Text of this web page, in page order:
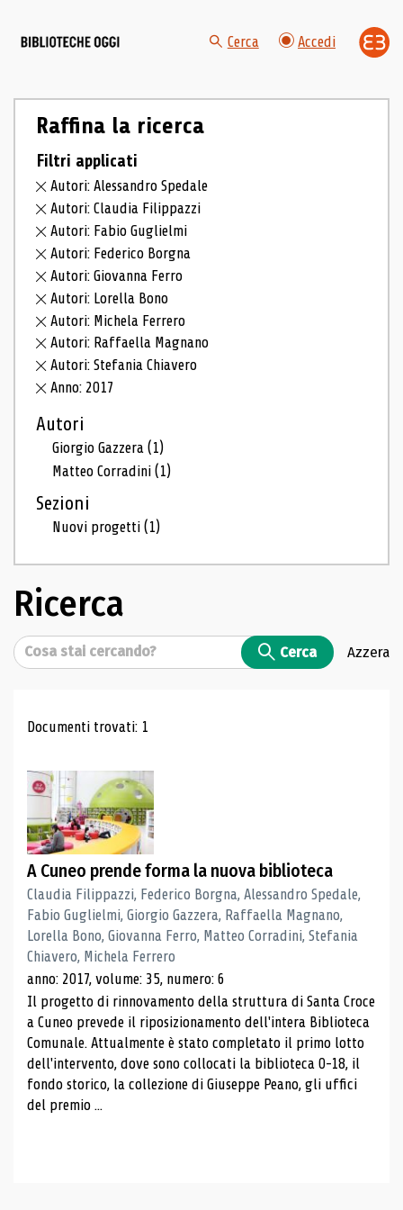
Cerca Accedi
Raffina la ricerca
Filtri applicati
Autori: Alessandro Spedale
Autori: Claudia Filippazzi
Autori: Fabio Guglielmi
Autori: Federico Borgna
Autori: Giovanna Ferro
Autori: Lorella Bono
Autori: Michela Ferrero
Autori: Raffaella Magnano
Autori: Stefania Chiavero
Anno: 2017
Autori
Giorgio Gazzera(1)
Matteo Corradini(1)
Sezioni
Nuovi progetti(1)
Ricerca
Cerca Cerca Azzera
Risultati di ricerca
Documenti trovati: 1
A Cuneo prende forma la nuova biblioteca
Claudia Filippazzi, Federico Borgna, Alessandro Spedale,
Fabio Guglielmi, Giorgio Gazzera, Raffaella Magnano,
Lorella Bono, Giovanna Ferro, Matteo Corradini, Stefania
Chiavero, Michela Ferrero
anno: 2017, volume: 35, numero: 6
Il progetto di rinnovamento della struttura di Santa Croce
a Cuneo prevede il riposizionamento dell'intera Biblioteca
Comunale. Attualmente è stato completato il primo lotto
dell'intervento, dove sono collocati la biblioteca 0-18, il
fondo storico, la collezione di Giuseppe Peano, gli uffici
del premio ...